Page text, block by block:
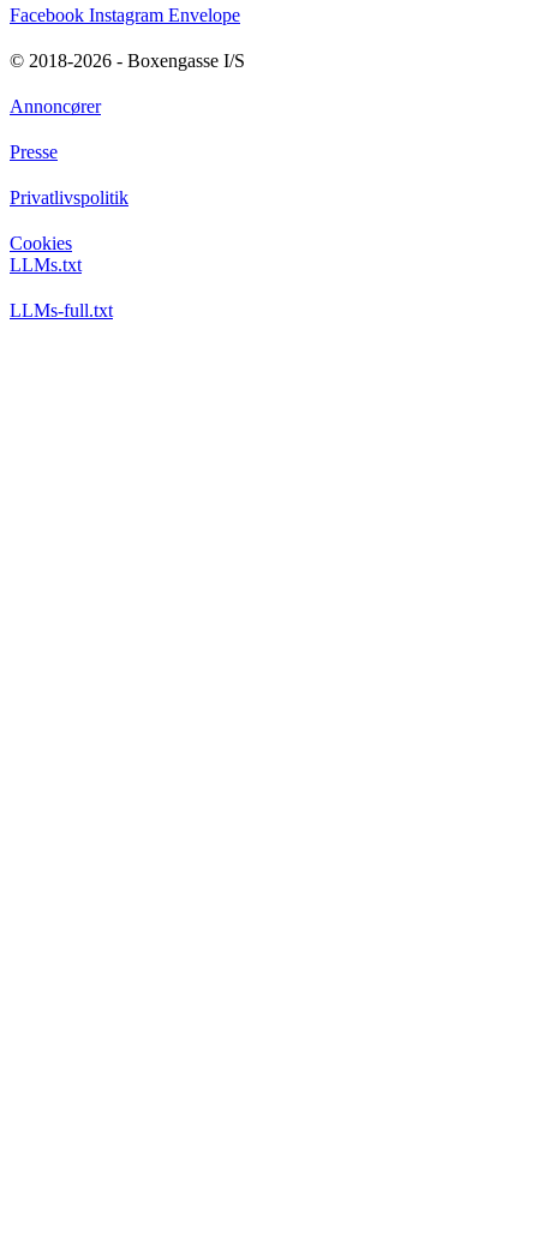
Facebook Instagram Envelope
© 2018-2026 - Boxengasse I/S
Annoncører
Presse
Privatlivspolitik
Cookies
LLMs.txt
LLMs-full.txt